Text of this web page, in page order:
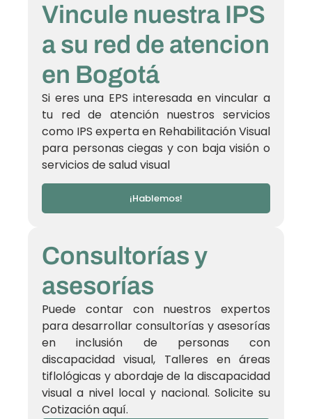
Vincule nuestra IPS
a su red de atencion
en Bogotá
Si eres una EPS interesada en vincular a
tu red de atención nuestros servicios
como IPS experta en Rehabilitación Visual
para personas ciegas y con baja visión o
servicios de salud visual
¡Hablemos!
Consultorías y
asesorías
Puede contar con nuestros expertos
para desarrollar consultorías y asesorías
en inclusión de personas con
discapacidad visual, Talleres en áreas
tiflológicas y abordaje de la discapacidad
visual a nivel local y nacional. Solicite su
Cotización aquí.